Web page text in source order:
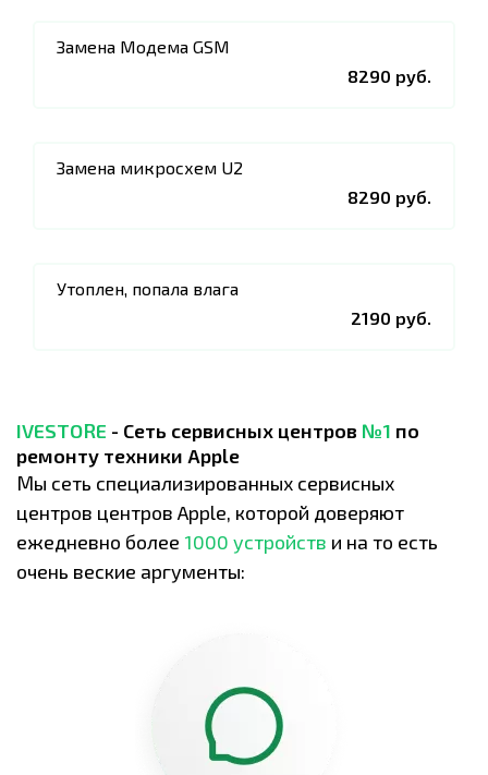
Замена Модема GSM
8290 руб.
Замена микросхем U2
8290 руб.
Утоплен, попала влага
2190 руб.
IVESTORE - Сеть сервисных центров №1 по
ремонту техники Apple
Мы сеть специализированных сервисных
центров центров Apple, которой доверяют
ежедневно более 1000 устройств и на то есть
очень веские аргументы: